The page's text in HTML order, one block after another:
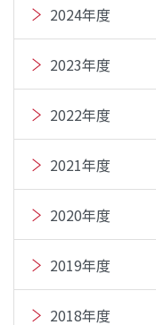
2024年度
2023年度
2022年度
2021年度
2020年度
2019年度
2018年度